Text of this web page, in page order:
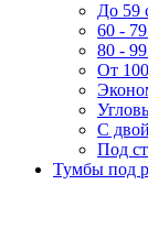
До 59
60 -
80 -
От
С
Под
Тумбы под